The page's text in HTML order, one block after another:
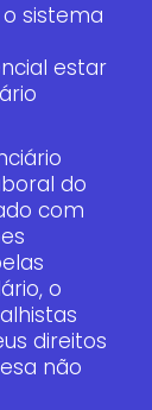
sistema
estar
do
com
o
direitos
não